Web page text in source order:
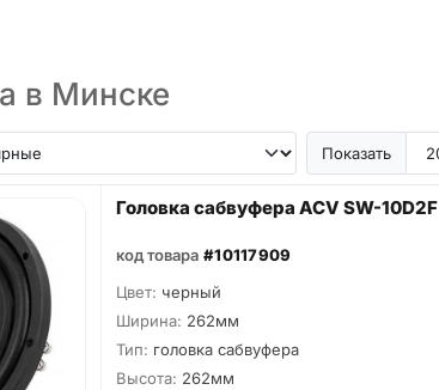
в Минске
Показать
Головка сабвуфера ACV SW-10D2F
код товара #10117909
Цвет: черный
Ширина: 262мм
Тип: головка сабвуфера
Высота: 262мм